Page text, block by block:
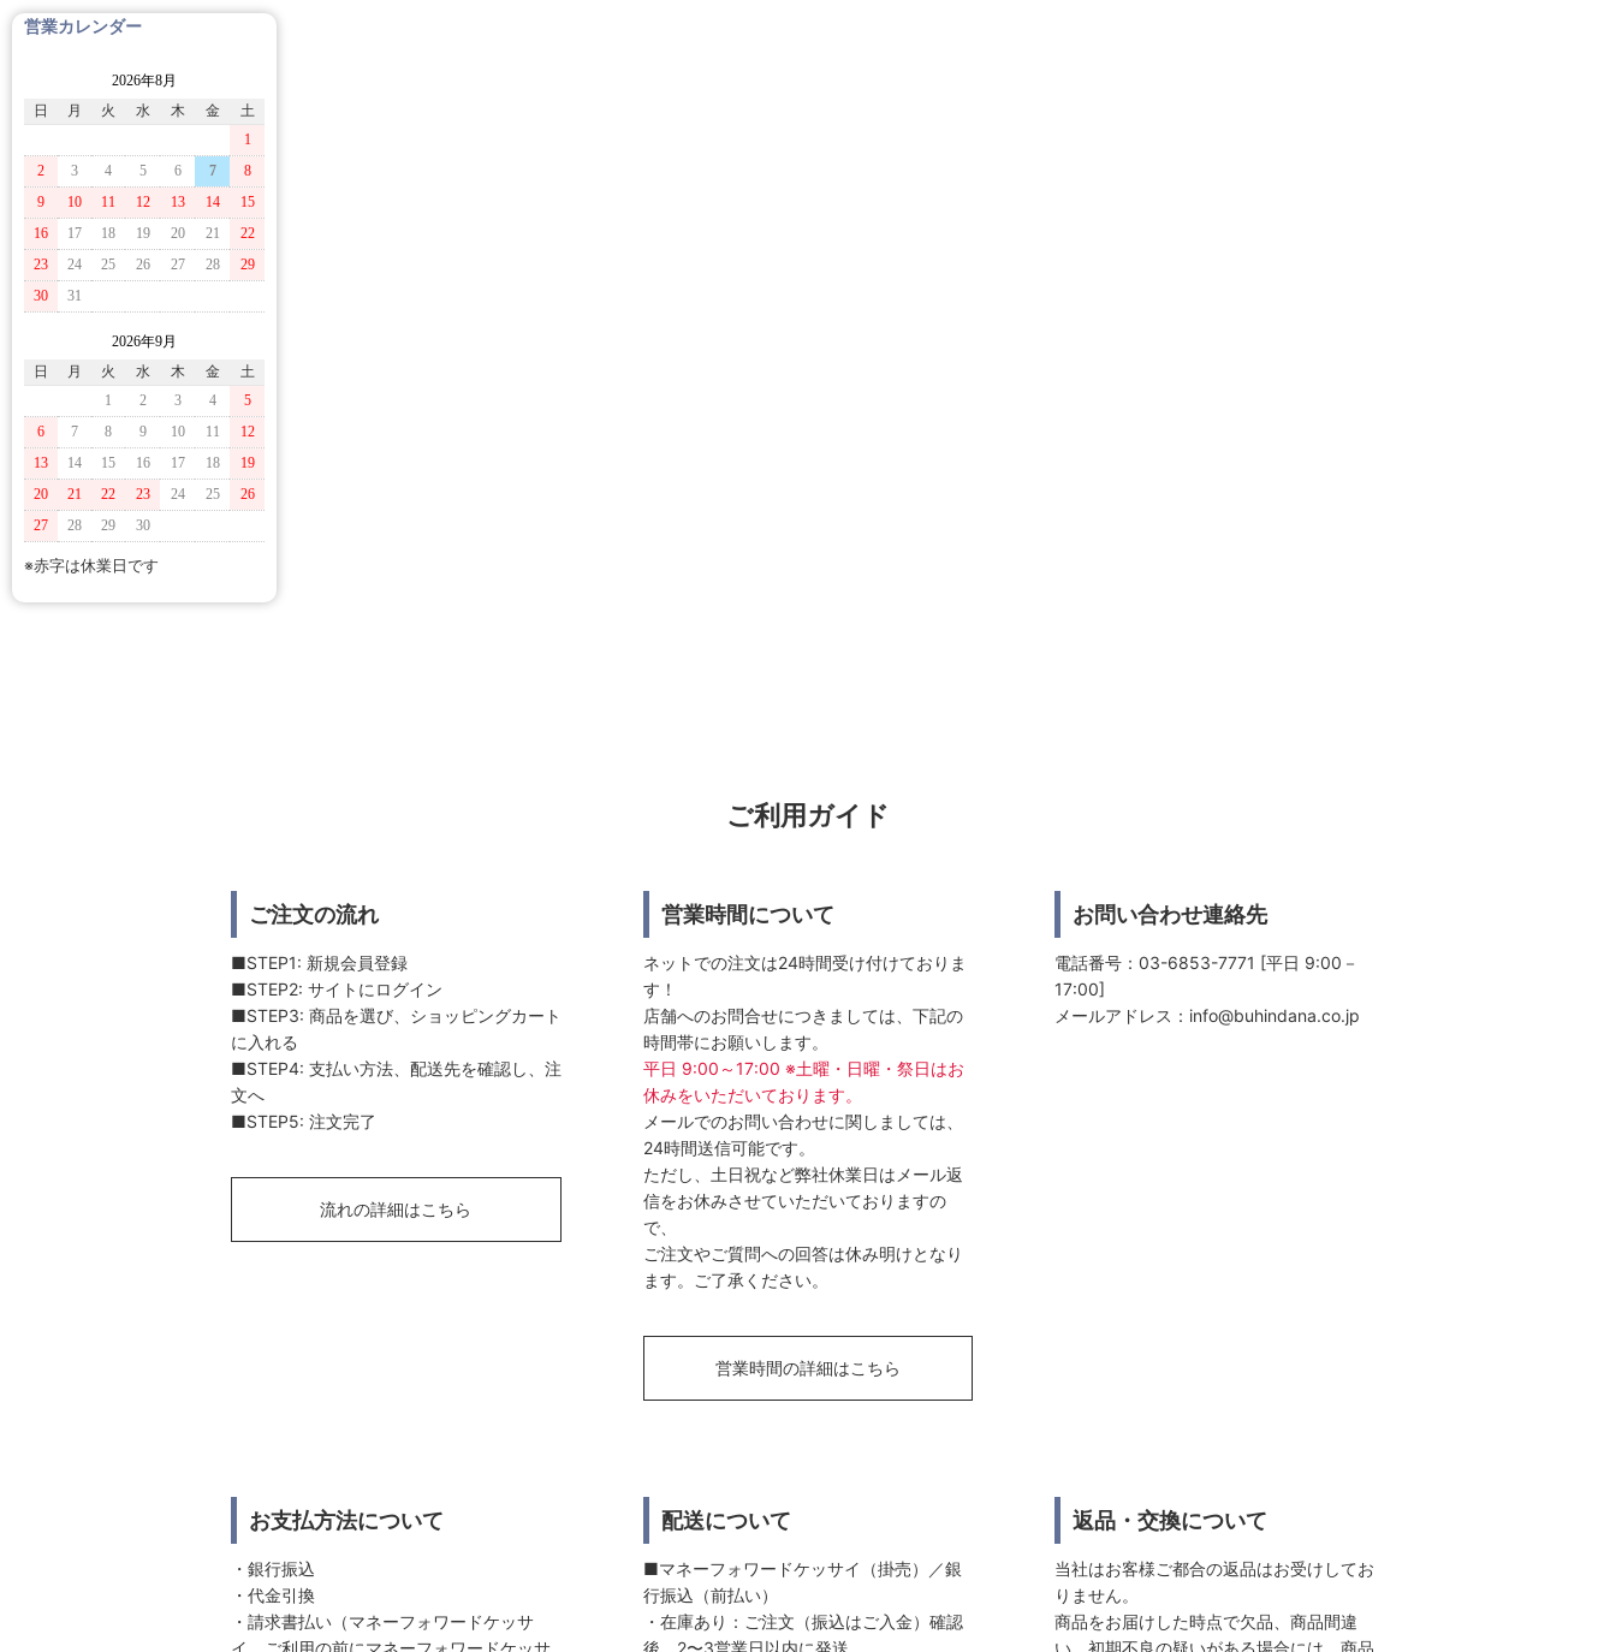
営業カレンダー
2026年8月
日
月 火 水 木 金
土
1
2
3 4 5 6 7
8
9
10 11 12 13 14
15
16
17 18 19 20 21
22
23
24 25 26 27 28
29
30
31
2026年9月
日
月 火 水 木 金
土
1
2 3 4
5
6
7 8 9 10 11
12
13
14 15 16 17 18
19
20
21 22 23 24 25
26
27
28 29 30
※赤字は休業日です
ご利用ガイド
ご注文の流れ
■STEP1: 新規会員登録
■STEP2: サイトにログイン
■STEP3: 商品を選び、ショッピングカート
に入れる
■STEP4: 支払い方法、配送先を確認し、注
文へ
■STEP5: 注文完了
流れの詳細はこちら
営業時間について
ネットでの注文は24時間受け付けておりま
す！
店舗へのお問合せにつきましては、下記の
時間帯にお願いします。
平日 9:00～17:00 ※土曜・日曜・祭日はお
休みをいただいております。
メールでのお問い合わせに関しましては、
24時間送信可能です。
ただし、土日祝など弊社休業日はメール返
信をお休みさせていただいておりますの
で、
ご注文やご質問への回答は休み明けとなり
ます。ご了承ください。
営業時間の詳細はこちら
お問い合わせ連絡先
電話番号：03-6853-7771 [平日 9:00－
17:00]
メールアドレス： info@buhindana.co.jp
お支払方法について
・銀行振込
・代金引換
・請求書払い（マネーフォワードケッサ
イ。ご利用の前にマネーフォワードケッサ
配送について
■マネーフォワードケッサイ（掛売）／銀
行振込（前払い）
・在庫あり：ご注文（振込はご入金）確認
後、2〜3営業日以内に発送
返品・交換について
当社はお客様ご都合の返品はお受けしてお
りません。
商品をお届けした時点で欠品、商品間違
い、初期不良の疑いがある場合には、商品